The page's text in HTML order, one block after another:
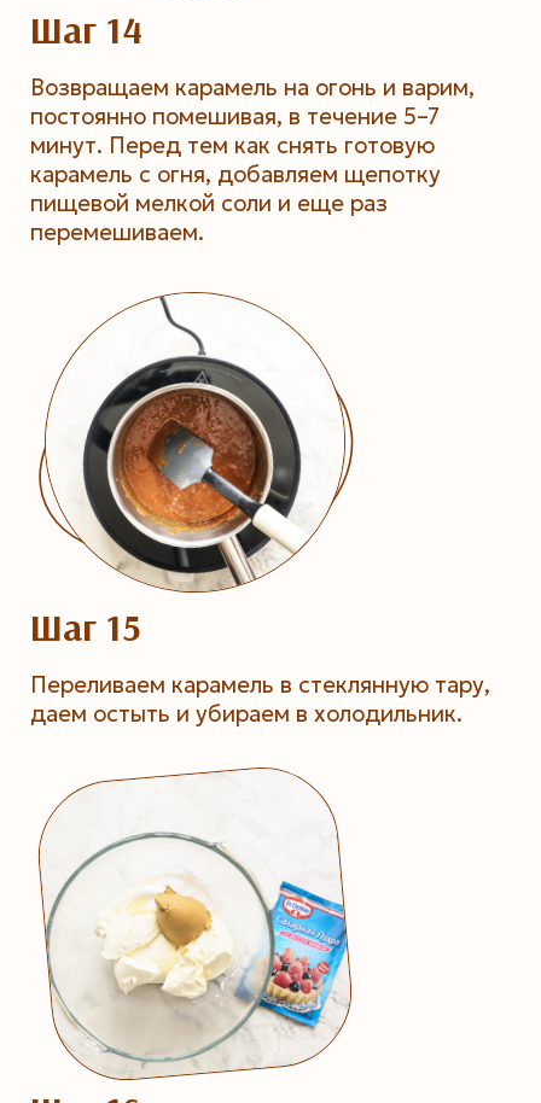
Шаг 14
Возвращаем карамель на огонь и варим,
постоянно помешивая, в течение 5–7
минут. Перед тем как снять готовую
карамель с огня, добавляем щепотку
пищевой мелкой соли и еще раз
перемешиваем.
Шаг 15
Переливаем карамель в стеклянную тару,
даем остыть и убираем в холодильник.